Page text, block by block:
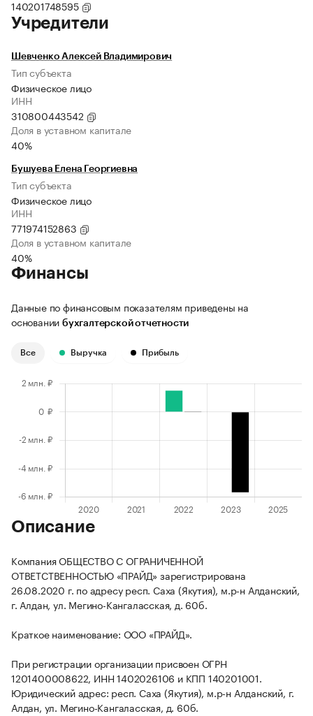
140201748595
Учредители
Шевченко Алексей Владимирович
Тип субъекта
Физическое лицо
ИНН
310800443542
Доля в уставном капитале
40%
Бушуева Елена Георгиевна
Тип субъекта
Физическое лицо
ИНН
771974152863
Доля в уставном капитале
40%
Финансы
Данные по финансовым показателям приведены на
основании бухгалтерской отчетности
Все Выручка Прибыль
Описание
Компания ОБЩЕСТВО С ОГРАНИЧЕННОЙ
ОТВЕТСТВЕННОСТЬЮ «ПРАЙД» зарегистрирована
26.08.2020 г. по адресу респ. Саха (Якутия), м.р-н Алданский,
г. Алдан, ул. Мегино-Кангаласская, д. 60б.
Краткое наименование: ООО «ПРАЙД».
При регистрации организации присвоен ОГРН
1201400008622, ИНН 1402026106 и КПП 140201001.
Юридический адрес: респ. Саха (Якутия), м.р-н Алданский, г.
Алдан, ул. Мегино-Кангаласская, д. 60б.